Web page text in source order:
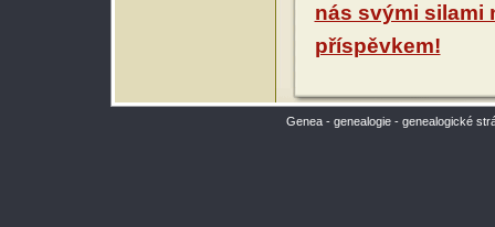
nás svými silami
příspěvkem!
Genea - genealogie - genealogické